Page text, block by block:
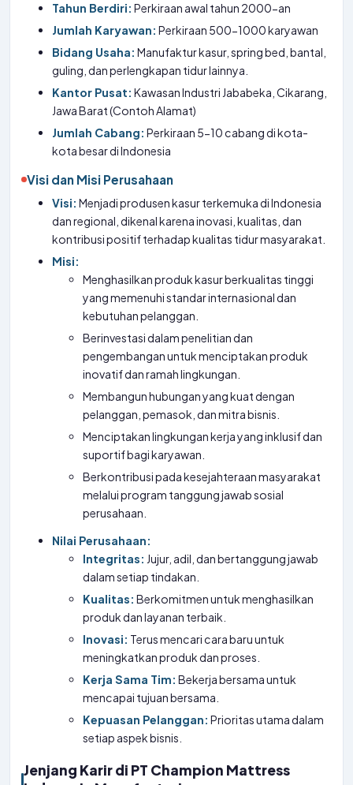
Tahun Berdiri: Perkiraan awal tahun 2000-an
Jumlah Karyawan: Perkiraan 500-1000 karyawan
Bidang Usaha: Manufaktur kasur, spring bed, bantal,
guling, dan perlengkapan tidur lainnya.
Kantor Pusat: Kawasan Industri Jababeka, Cikarang,
Jawa Barat (Contoh Alamat)
Jumlah Cabang: Perkiraan 5-10 cabang di kota-
kota besar di Indonesia
Visi dan Misi Perusahaan
Visi: Menjadi produsen kasur terkemuka di Indonesia
dan regional, dikenal karena inovasi, kualitas, dan
kontribusi positif terhadap kualitas tidur masyarakat.
Misi:
Menghasilkan produk kasur berkualitas tinggi
yang memenuhi standar internasional dan
kebutuhan pelanggan.
Berinvestasi dalam penelitian dan
pengembangan untuk menciptakan produk
inovatif dan ramah lingkungan.
Membangun hubungan yang kuat dengan
pelanggan, pemasok, dan mitra bisnis.
Menciptakan lingkungan kerja yang inklusif dan
suportif bagi karyawan.
Berkontribusi pada kesejahteraan masyarakat
melalui program tanggung jawab sosial
perusahaan.
Nilai Perusahaan:
Integritas: Jujur, adil, dan bertanggung jawab
dalam setiap tindakan.
Kualitas: Berkomitmen untuk menghasilkan
produk dan layanan terbaik.
Inovasi: Terus mencari cara baru untuk
meningkatkan produk dan proses.
Kerja Sama Tim: Bekerja bersama untuk
mencapai tujuan bersama.
Kepuasan Pelanggan: Prioritas utama dalam
setiap aspek bisnis.
Jenjang Karir di PT Champion Mattress